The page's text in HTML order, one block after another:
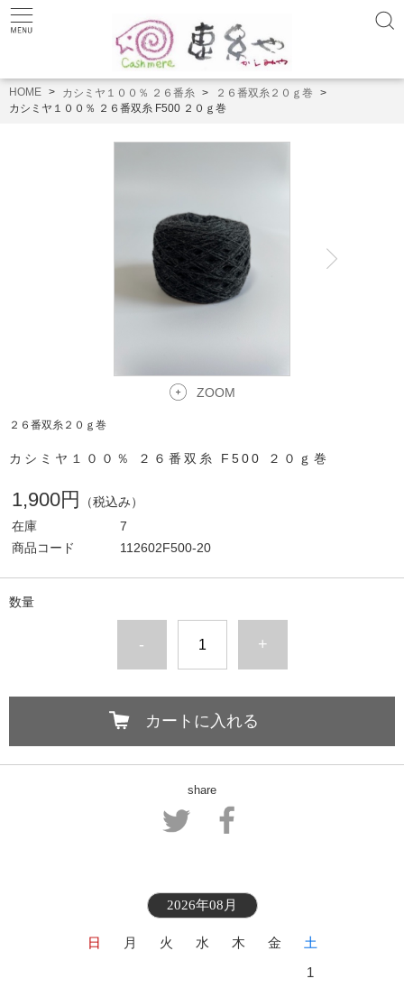
HOME カシミヤ１００％ ２６番糸
２６番双糸２０ｇ巻
カシミヤ１００％ ２６番双糸 F500 ２０ｇ巻
ZOOM
２６番双糸２０ｇ巻
カシミヤ１００％ ２６番双糸 F500 ２０ｇ巻
1,900円
（税込み）
在庫
7
商品コード
112602F500-20
数量
- +
カートに入れる
share
2026年08月
日 月 火 水 木 金
土
1